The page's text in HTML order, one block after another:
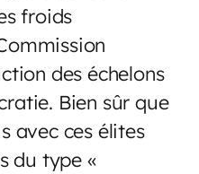
froids
des échelons
Bien sûr que
avec ces élites
du type «